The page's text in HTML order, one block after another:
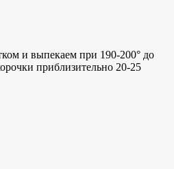
и выпекаем при 190-200° до
приблизительно 20-25